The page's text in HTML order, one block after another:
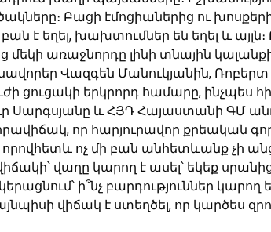
Բացի էմոցիաներից ու
եղել, խախտումներ են եղել և այլն։
առաջնորդը լինի տնային
Վազգեն Մանուկյանին,
ցուցակի երկրորդ համարը,
Սարգսյանը և ՀՅԴ Հայաստանի ԳՄ
որ հարյուրավոր քրեական
ոչ մի բան անհետևանք չի
վաղը կարող է ասել՝ եկեք
ի՞նչ բարդություններ կարող
վիճակ է ստեղծել, որ կարծես